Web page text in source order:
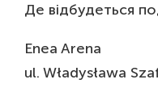
Де відбудеться
Enea Arena
ul. Władysława